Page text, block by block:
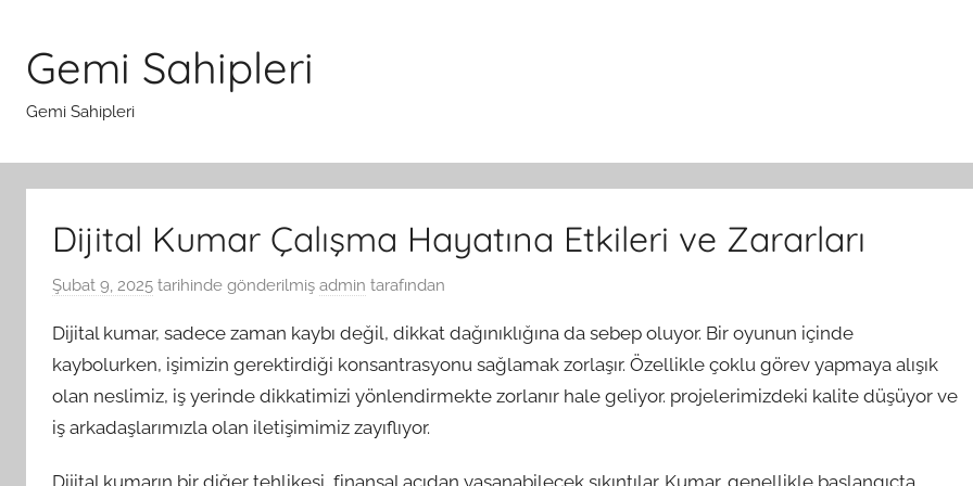
Gemi Sahipleri
Gemi Sahipleri
Dijital Kumar Çalışma Hayatına Etkileri ve Zararları
Şubat 9, 2025 tarihinde gönderilmiş admin tarafından
Dijital kumar, sadece zaman kaybı değil, dikkat dağınıklığına da sebep oluyor. Bir oyunun içinde
kaybolurken, işimizin gerektirdiği konsantrasyonu sağlamak zorlaşır. Özellikle çoklu görev yapmaya alışık
olan neslimiz, iş yerinde dikkatimizi yönlendirmekte zorlanır hale geliyor. projelerimizdeki kalite düşüyor ve
iş arkadaşlarımızla olan iletişimimiz zayıflıyor.
Dijital kumarın bir diğer tehlikesi, finansal açıdan yaşanabilecek sıkıntılar. Kumar, genellikle başlangıçta